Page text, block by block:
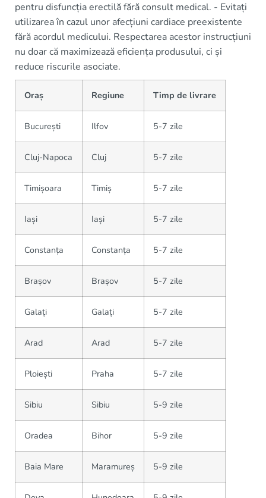
pentru disfuncția erectilă fără consult medical. - Evitați
utilizarea în cazul unor afecțiuni cardiace preexistente
fără acordul medicului. Respectarea acestor instrucțiuni
nu doar că maximizează eficiența produsului, ci și
reduce riscurile asociate.
Oraș Regiune Timp de livrare
București Ilfov 5-7 zile
Cluj-Napoca Cluj 5-7 zile
Timișoara Timiș 5-7 zile
Iași Iași 5-7 zile
Constanța Constanța 5-7 zile
Brașov Brașov 5-7 zile
Galați Galați 5-7 zile
Arad Arad 5-7 zile
Ploiești Praha 5-7 zile
Sibiu Sibiu 5-9 zile
Oradea Bihor 5-9 zile
Baia Mare Maramureș 5-9 zile